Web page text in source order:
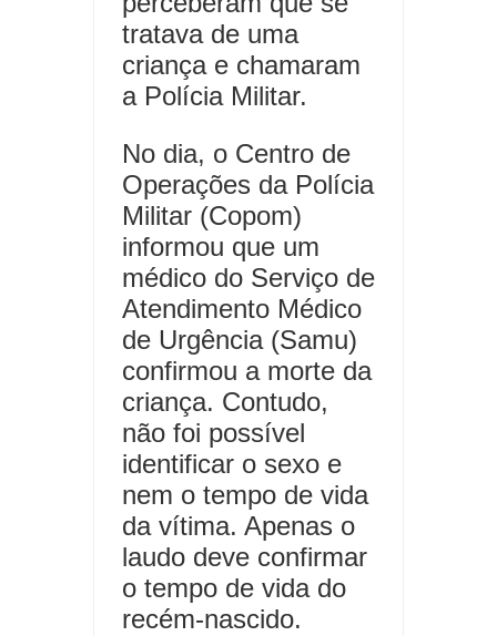
tratava de uma
criança e chamaram
a Polícia Militar.
No dia, o Centro de
Operações da Polícia
Militar (Copom)
informou que um
médico do Serviço de
Atendimento Médico
de Urgência (Samu)
confirmou a morte da
criança. Contudo,
não foi possível
identificar o sexo e
nem o tempo de vida
da vítima. Apenas o
laudo deve confirmar
o tempo de vida do
recém-nascido.